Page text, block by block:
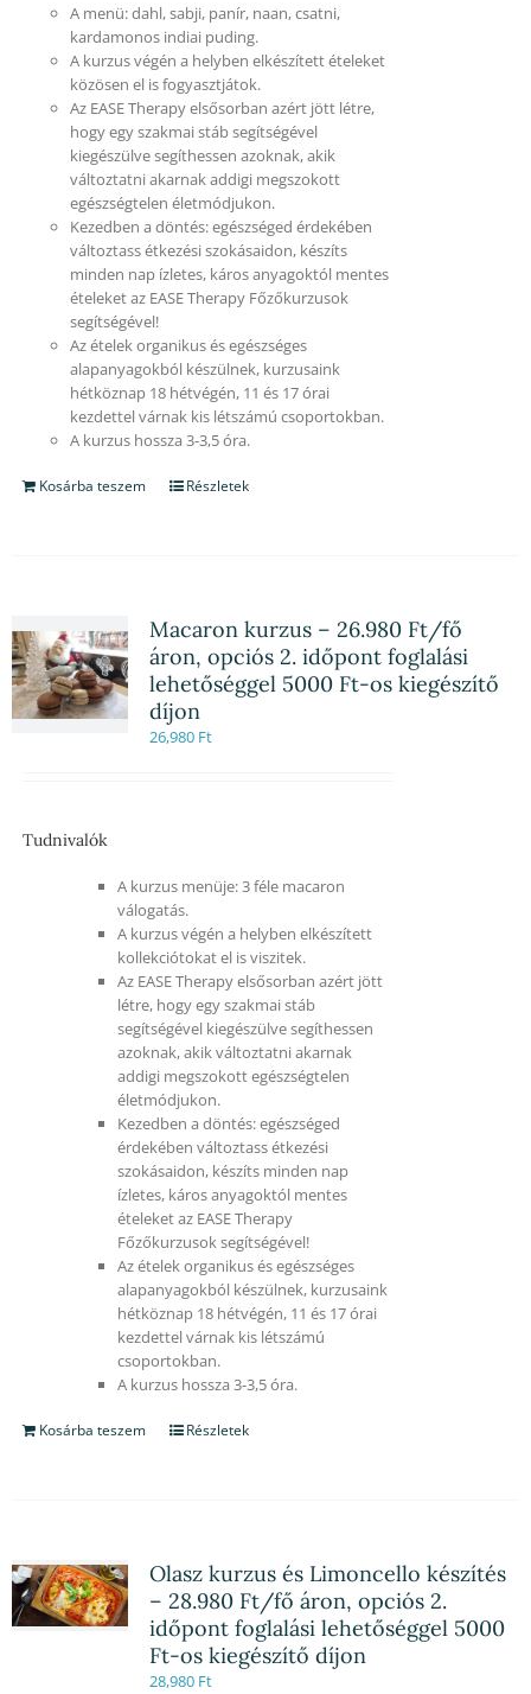
A menü: dahl, sabji, panír, naan, csatni,
kardamonos indiai puding.
A kurzus végén a helyben elkészített ételeket
közösen el is fogyasztjátok.
Az EASE Therapy elsősorban azért jött létre,
hogy egy szakmai stáb segítségével
kiegészülve segíthessen azoknak, akik
változtatni akarnak addigi megszokott
egészségtelen életmódjukon.
Kezedben a döntés: egészséged érdekében
változtass étkezési szokásaidon, készíts
minden nap ízletes, káros anyagoktól mentes
ételeket az EASE Therapy Főzőkurzusok
segítségével!
Az ételek organikus és egészséges
alapanyagokból készülnek, kurzusaink
hétköznap 18 hétvégén, 11 és 17 órai
kezdettel várnak kis létszámú csoportokban.
A kurzus hossza 3-3,5 óra.
Kosárba teszem Részletek
Macaron kurzus – 26.980 Ft/fő
áron, opciós 2. időpont foglalási
lehetőséggel 5000 Ft-os kiegészítő
díjon
26,980 Ft
Tudnivalók
A kurzus menüje: 3 féle macaron
válogatás.
A kurzus végén a helyben elkészített
kollekciótokat el is viszitek.
Az EASE Therapy elsősorban azért jött
létre, hogy egy szakmai stáb
segítségével kiegészülve segíthessen
azoknak, akik változtatni akarnak
addigi megszokott egészségtelen
életmódjukon.
Kezedben a döntés: egészséged
érdekében változtass étkezési
szokásaidon, készíts minden nap
ízletes, káros anyagoktól mentes
ételeket az EASE Therapy
Főzőkurzusok segítségével!
Az ételek organikus és egészséges
alapanyagokból készülnek, kurzusaink
hétköznap 18 hétvégén, 11 és 17 órai
kezdettel várnak kis létszámú
csoportokban.
A kurzus hossza 3-3,5 óra.
Kosárba teszem Részletek
Olasz kurzus és Limoncello készítés
– 28.980 Ft/fő áron, opciós 2.
időpont foglalási lehetőséggel 5000
Ft-os kiegészítő díjon
28,980 Ft